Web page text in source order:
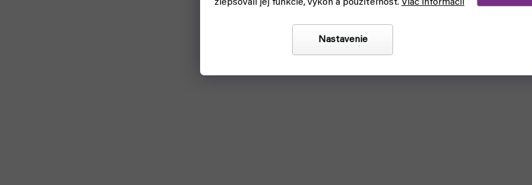
zlepšovali jej funkcie, výkon a použiteľnosť. Viac informácií
Nastavenie